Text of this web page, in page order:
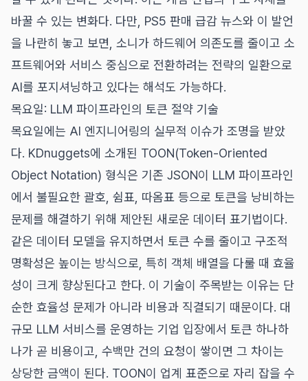
바꿀 수 있는 변화다. 다만, PS5 판매 급감 뉴스와 이 발언
을 나란히 놓고 보면, 소니가 하드웨어 의존도를 줄이고 소
프트웨어와 서비스 중심으로 전환하려는 전략의 일환으로
AI를 포지셔닝하고 있다는 해석도 가능하다.
목요일: LLM 파이프라인의 토큰 절약 기술
목요일에는 AI 엔지니어링의 실무적 이슈가 조명을 받았
다. KDnuggets에 소개된 TOON(Token-Oriented
Object Notation) 형식은 기존 JSON이 LLM 파이프라인
에서 불필요한 괄호, 쉼표, 따옴표 등으로 토큰을 낭비하는
문제를 해결하기 위해 제안된 새로운 데이터 표기법이다.
같은 데이터 모델을 유지하면서 토큰 수를 줄이고 구조적
명확성은 높이는 방식으로, 특히 객체 배열을 다룰 때 효율
성이 크게 향상된다고 한다. 이 기술이 주목받는 이유는 단
순한 효율성 문제가 아니라 비용과 직결되기 때문이다. 대
규모 LLM 서비스를 운영하는 기업 입장에서 토큰 하나하
나가 곧 비용이고, 수백만 건의 요청이 쌓이면 그 차이는
상당한 금액이 된다. TOON이 업계 표준으로 자리 잡을 수